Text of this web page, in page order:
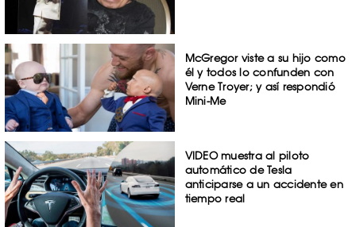
McGregor viste a su hijo como
él y todos lo confunden con
Verne Troyer; y así respondió
Mini-Me
VIDEO muestra al piloto
automático de Tesla
anticiparse a un accidente en
tiempo real